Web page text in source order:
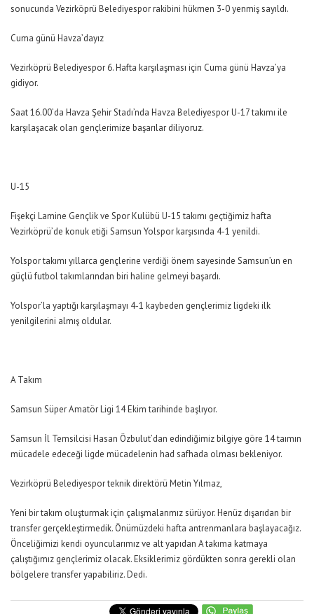
sonucunda Vezirköprü Belediyespor rakibini hükmen 3-0 yenmiş sayıldı.
Cuma günü Havza’dayız
Vezirköprü Belediyespor 6. Hafta karşılaşması için Cuma günü Havza’ya
gidiyor.
Saat 16.00’da Havza Şehir Stadı’nda Havza Belediyespor U-17 takımı ile
karşılaşacak olan gençlerimize başarılar diliyoruz.
U-15
Fişekçi Lamine Gençlik ve Spor Kulübü U-15 takımı geçtiğimiz hafta
Vezirköprü’de konuk etiği Samsun Yolspor karşısında 4-1 yenildi.
Yolspor takımı yıllarca gençlerine verdiği önem sayesinde Samsun’un en
güçlü futbol takımlarından biri haline gelmeyi başardı.
Yolspor’la yaptığı karşılaşmayı 4-1 kaybeden gençlerimiz ligdeki ilk
yenilgilerini almış oldular.
A Takım
Samsun Süper Amatör Ligi 14 Ekim tarihinde başlıyor.
Samsun İl Temsilcisi Hasan Özbulut’dan edindiğimiz bilgiye göre 14 taımın
mücadele edeceği ligde mücadelenin had safhada olması bekleniyor.
Vezirköprü Belediyespor teknik direktörü Metin Yılmaz,
Yeni bir takım oluşturmak için çalışmalarımız sürüyor. Henüz dışarıdan bir
transfer gerçekleştirmedik. Önümüzdeki hafta antrenmanlara başlayacağız.
Önceliğimizi kendi oyuncularımız ve alt yapıdan A takıma katmaya
çalıştığımız gençlerimiz olacak. Eksiklerimiz gördükten sonra gerekli olan
bölgelere transfer yapabiliriz. Dedi.